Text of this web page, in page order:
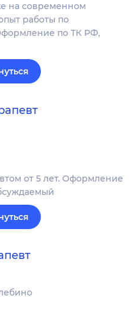
на современном
работы по
по ТК РФ,
от 5 лет. Оформление